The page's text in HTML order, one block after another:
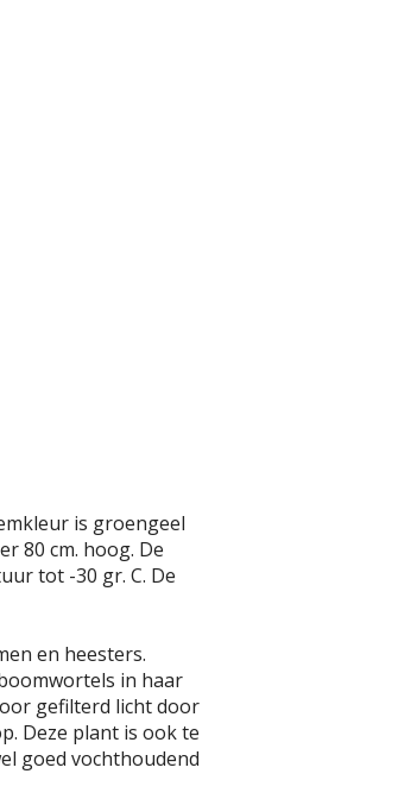
is groengeel
80 cm. hoog. De
tot -30 gr. C. De
en heesters.
in haar
gefilterd licht door
Deze plant is ook te
goed vochthoudend